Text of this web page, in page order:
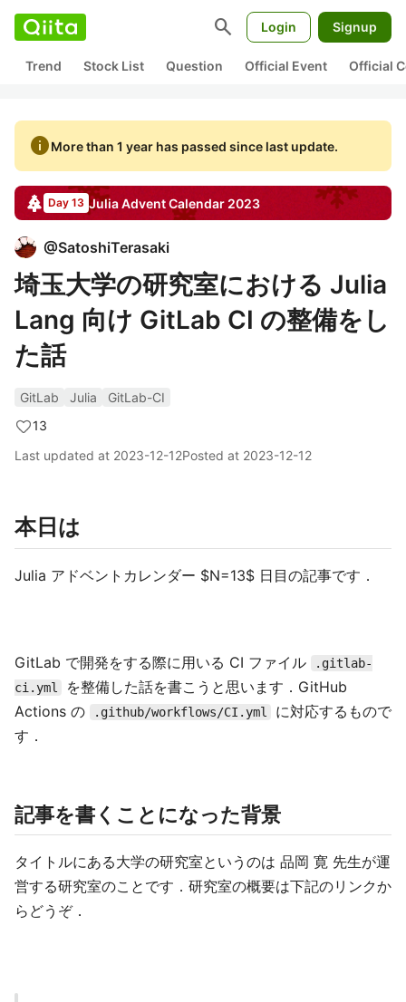
search Login Signup
Trend Stock List Question Official Event Official
infoMore than 1 year has passed since last update.
Day 13 JuliaAdvent Calendar 2023
@SatoshiTerasaki
埼玉大学の研究室における Julia
Lang 向け GitLab CI の整備をし
た話
GitLab Julia
GitLab-CI
13
Last updated at 2023-12-12Posted at 2023-12-12
本日は
Julia アドベントカレンダー $N=13$ 日目の記事です．
GitLab で開発をする際に用いる CI ファイル
.gitlab-
ci.yml
を整備した話を書こうと思います．GitHub
Actions の
.github/workflows/CI.yml
に対応するもので
す．
記事を書くことになった背景
タイトルにある大学の研究室というのは 品岡 寛 先生が運
営する研究室のことです．研究室の概要は下記のリンクか
らどうぞ．